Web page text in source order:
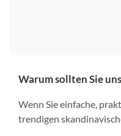
Warum sollten Sie
Wenn Sie einfache,
trendigen